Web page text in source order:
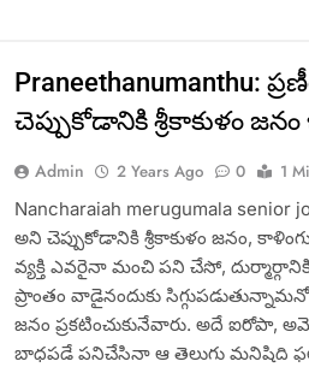
Praneethanumanthu:
చెప్పుకోడానికి శ్రీకాకుళం
Admin 2 Years Ago 0
1
Nancharaiah merugumala
అని చెప్పుకోడానికి శ్రీకాకుళం జనం,
వ్యక్తి ఎవరైనా మంచి పని చేసో,
ప్రాంతం వాడైనందుకు
జనం ప్రకటించుకునేవారు. అదే
బాధపడే పనిచేసినా ఆ తెలుగు మనిషిది